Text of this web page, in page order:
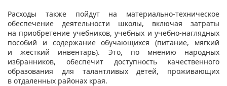
Расходы также пойдут на материально-техническое
обеспечение деятельности школы, включая затраты
на приобретение учебников, учебных и учебно-наглядных
пособий и содержание обучающихся (питание, мягкий
и жесткий инвентарь). Это, по мнению народных
избранников, обеспечит доступность качественного
образования для талантливых детей, проживающих
в отдаленных районах края.